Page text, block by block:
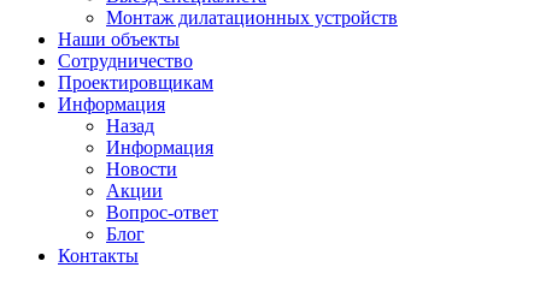
Монтаж дилатационных устройств
Наши объекты
Сотрудничество
Проектировщикам
Информация
Назад
Информация
Новости
Акции
Вопрос-ответ
Блог
Контакты